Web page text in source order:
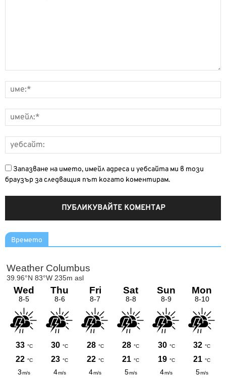
Запазване на името, имейл адреса и уебсайта ми в този
браузър за следващия път когато коментирам.
Времето